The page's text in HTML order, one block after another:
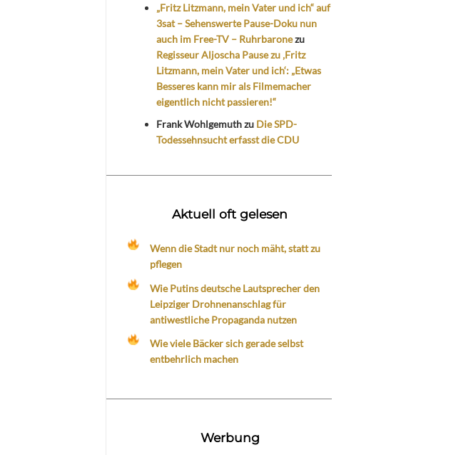
„Fritz Litzmann, mein Vater und ich“ auf
3sat – Sehenswerte Pause-Doku nun
auch im Free-TV – Ruhrbaronezu
Regisseur Aljoscha Pause zu ‚Fritz
Litzmann, mein Vater und ich‘: „Etwas
Besseres kann mir als Filmemacher
eigentlich nicht passieren!“
Frank Wohlgemuthzu Die SPD-
Todessehnsucht erfasst die CDU
Aktuell oft gelesen
Wenn die Stadt nur noch mäht, statt zu
pflegen
Wie Putins deutsche Lautsprecher den
Leipziger Drohnenanschlag für
antiwestliche Propaganda nutzen
Wie viele Bäcker sich gerade selbst
entbehrlich machen
Werbung